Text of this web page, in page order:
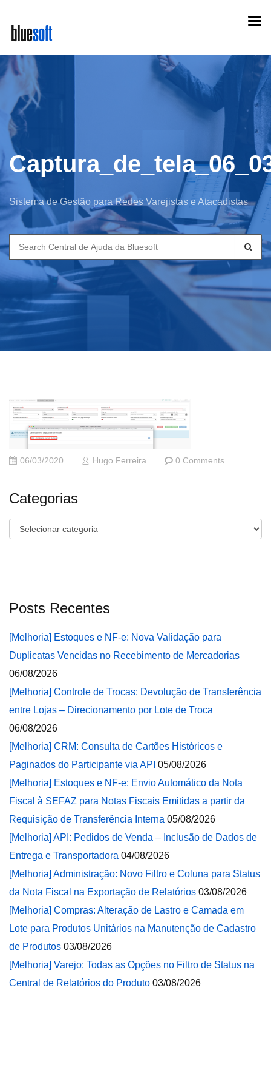
main
content
Sistema de Gestão para Redes Varejistas e Atacadistas
Search
for:
06/03/2020 Hugo Ferreira 0 Comments
Categorias
Categorias
Posts Recentes
[Melhoria] Estoques e NF-e: Nova Validação para
Duplicatas Vencidas no Recebimento de Mercadorias
06/08/2026
[Melhoria] Controle de Trocas: Devolução de Transferência
entre Lojas – Direcionamento por Lote de Troca
06/08/2026
[Melhoria] CRM: Consulta de Cartões Históricos e
Paginados do Participante via API 05/08/2026
[Melhoria] Estoques e NF-e: Envio Automático da Nota
Fiscal à SEFAZ para Notas Fiscais Emitidas a partir da
Requisição de Transferência Interna 05/08/2026
[Melhoria] API: Pedidos de Venda – Inclusão de Dados de
Entrega e Transportadora 04/08/2026
[Melhoria] Administração: Novo Filtro e Coluna para Status
da Nota Fiscal na Exportação de Relatórios 03/08/2026
[Melhoria] Compras: Alteração de Lastro e Camada em
Lote para Produtos Unitários na Manutenção de Cadastro
de Produtos 03/08/2026
[Melhoria] Varejo: Todas as Opções no Filtro de Status na
Central de Relatórios do Produto 03/08/2026